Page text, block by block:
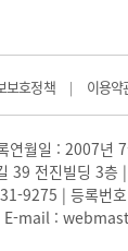
보호정책 | 이용약
월일 : 2007년
39 전진빌딩 3층
9275 | 등록번
| E-mail :